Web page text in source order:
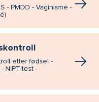
- PMDD - Vaginisme -
etter fødsel -
NIPT-test -